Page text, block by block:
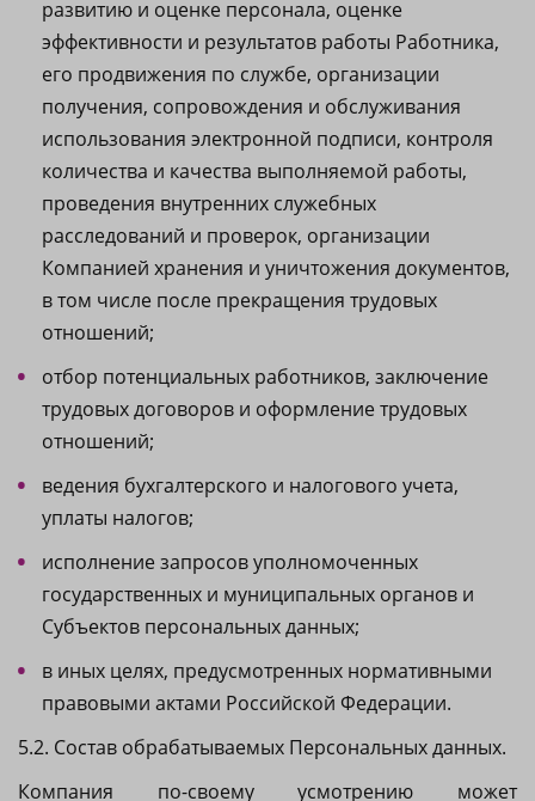
развитию и оценке персонала, оценке
эффективности и результатов работы Работника,
его продвижения по службе, организации
получения, сопровождения и обслуживания
использования электронной подписи, контроля
количества и качества выполняемой работы,
проведения внутренних служебных
расследований и проверок, организации
Компанией хранения и уничтожения документов,
в том числе после прекращения трудовых
отношений;
отбор потенциальных работников, заключение
трудовых договоров и оформление трудовых
отношений;
ведения бухгалтерского и налогового учета,
уплаты налогов;
исполнение запросов уполномоченных
государственных и муниципальных органов и
Субъектов персональных данных;
в иных целях, предусмотренных нормативными
правовыми актами Российской Федерации.
5.2. Состав обрабатываемых Персональных данных.
Компания по-своему усмотрению может